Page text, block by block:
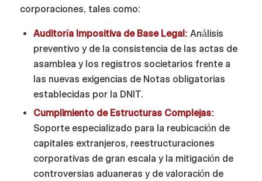
corporaciones, tales como:
Auditoría Impositiva de Base Legal: Análisis
preventivo y de la consistencia de las actas de
asamblea y los registros societarios frente a
las nuevas exigencias de Notas obligatorias
establecidas por la DNIT.
Cumplimiento de Estructuras Complejas:
Soporte especializado para la reubicación de
capitales extranjeros, reestructuraciones
corporativas de gran escala y la mitigación de
controversias aduaneras y de valoración de